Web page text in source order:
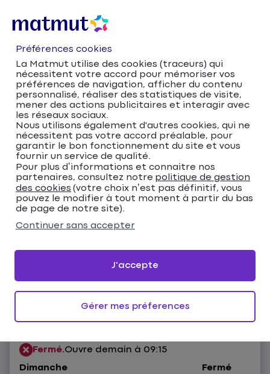
Accueil
Trouver votre agence Matmut
Pays de la Loire
Loire-Atlantique
Nantes
Matmut Assurances 1 Rue Félibien, Nantes
Matmut Assurances 1
Rue Félibien, Nantes
4,0 106 avisDonnez votre avis
1 Rue Félibien, 44000 Nantes
Fermé.Ouvre demain à 09:15
Dimanche
Fermé
Préférences cookies
La Matmut utilise des cookies (traceurs) qui
nécessitent votre accord pour mémoriser vos
préférences de navigation, afficher du contenu
personnalisé, réaliser des statistiques de visite,
mener des actions publicitaires et interagir avec
les réseaux sociaux.
Nous utilisons également d'autres cookies, qui ne
nécessitent pas votre accord préalable, pour
garantir le bon fonctionnement du site et vous
fournir un service de qualité.
Pour plus d’informations et connaitre nos
partenaires, consultez notre politique de gestion
des cookies (votre choix n’est pas définitif, vous
pouvez le modifier à tout moment à partir du bas
de page de notre site).
Continuer sans accepter
Gérer mes préferences
J'accepte